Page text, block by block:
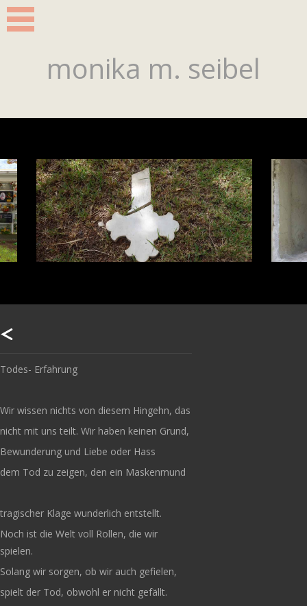
monika m. seibel
Footer content
Todes- Erfahrung
Wir wissen nichts von diesem Hingehn, das
nicht mit uns teilt. Wir haben keinen Grund,
Bewunderung und Liebe oder Hass
dem Tod zu zeigen, den ein Maskenmund
tragischer Klage wunderlich entstellt.
Noch ist die Welt voll Rollen, die wir
spielen.
Solang wir sorgen, ob wir auch gefielen,
spielt der Tod, obwohl er nicht gefällt.